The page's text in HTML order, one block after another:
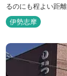
るのにも程よい距離
伊勢志摩